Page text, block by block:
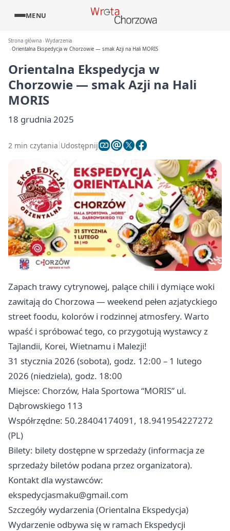
MENU
Strona główna Wydarzenia
Orientalna Ekspedycja w Chorzowie — smak Azji na Hali MORIS
Orientalna Ekspedycja w
Chorzowie — smak Azji na Hali
MORIS
18 grudnia 2025
2 min czytania Udostępnij
Zapach trawy cytrynowej, palące chili i dymiące woki
zawitają do Chorzowa — weekend pełen azjatyckiego
street foodu, kolorów i rodzinnej atmosfery. Warto
wpaść i spróbować tego, co przygotują wystawcy z
Tajlandii, Korei, Wietnamu i Malezji!
31 stycznia 2026 (sobota), godz. 12:00 – 1 lutego
2026 (niedziela), godz. 18:00
Miejsce: Chorzów, Hala Sportowa “MORIS” ul.
Dąbrowskiego 113
Współrzędne: 50.28404174091, 18.941954227272
(PL)
Bilety: bilety dostępne w sprzedaży (informacja ze
sprzedaży biletów podana przez organizatora).
Kontakt dla wystawców:
ekspedycjasmaku@gmail.com
Szczegóły wydarzenia (Orientalna Ekspedycja)
Wydarzenie odbywa się w ramach Ekspedycji